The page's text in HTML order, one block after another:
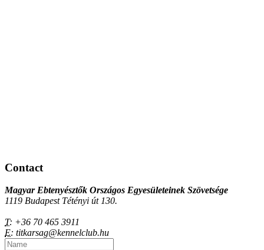
Contact
Magyar Ebtenyésztők Országos Egyesületeinek Szövetsége
1119 Budapest Tétényi út 130.
T: +36 70 465 3911
E: titkarsag@kennelclub.hu